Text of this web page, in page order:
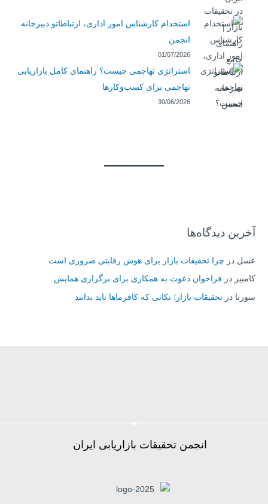
استخدام کارشناس امور اداری، ارتباطاتو دبیرخانه
انجمن
01/07/2026
استراتژی تهاجمی چیست؟ راهنمای کامل بازاریابی
تهاجمی برای کسب‌وکارها
30/06/2026
آخرین دیدگاه‌ها
عسل در چرا تحقیقات بازار برای هوش رقابتی ضروری است
کامبیز در فراخوان دعوت به همکاری برای برگزاری همایش
سورنا درتحقیقات بازار؛ نکاتی که کافرماها باید بدانند
انجمن تحقیقات بازاریابی ایران